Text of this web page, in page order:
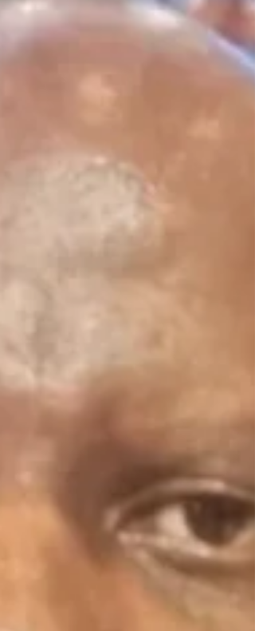
como autor. O crime aconteceu após discussão por